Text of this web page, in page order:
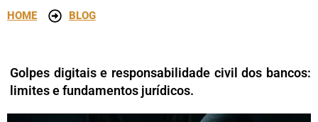
HOME BLOG
Golpes digitais e responsabilidade civil dos bancos:
limites e fundamentos jurídicos.